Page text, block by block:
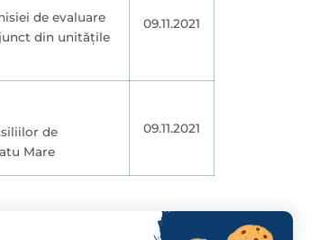
de evaluare
din unitățile
09.11.2021
de
Mare
09.11.2021